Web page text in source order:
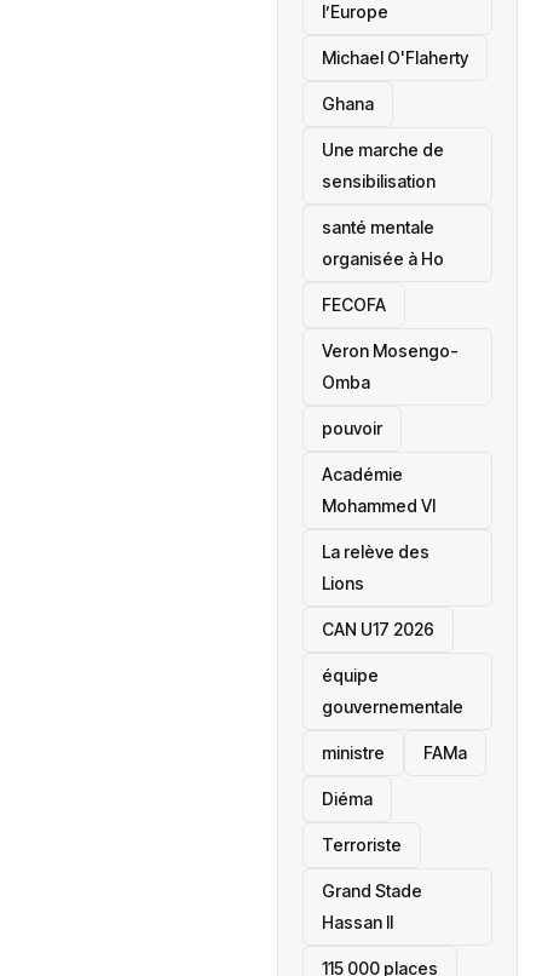
l’Europe
Michael O'Flaherty
‎Ghana
Une marche de
sensibilisation
santé mentale
organisée à Ho
‎FECOFA
Veron Mosengo-
Omba
pouvoir
Académie
Mohammed VI
La relève des
Lions
CAN U17 2026
équipe
gouvernementale
ministre FAMa
Diéma
Terroriste
Grand Stade
Hassan II
115 000 places